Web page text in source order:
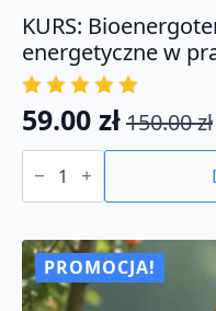
KURS:
energetyczne w
150.00zł
Pierwotna
cena
wynosiła:
150.00 zł.
59.00 zł
Aktualna
cena
wynosi:
59.00 zł.
ilość
KURS:
-
energetyczne
w
praktyce.
Certyfikat
PROMOCJA!